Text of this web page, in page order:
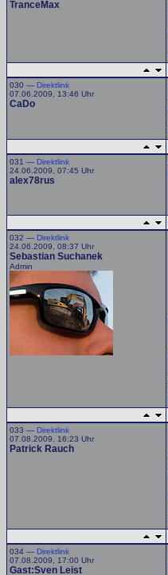
TranceMax
030 — Direktlink
07.06.2009, 13:46 Uhr
CaDo
031 — Direktlink
24.06.2009, 07:45 Uhr
alex78rus
032 — Direktlink
24.06.2009, 08:37 Uhr
Sebastian Suchanek
Admin
033 — Direktlink
07.08.2009, 16:23 Uhr
Patrick Rauch
034 — Direktlink
07.08.2009, 17:00 Uhr
Gast:Sven Leist